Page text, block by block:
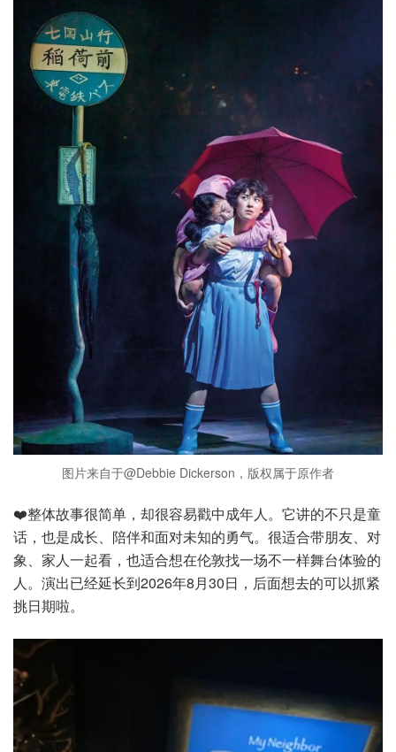
图片来自于@Debbie Dickerson，版权属于原作者
❤️整体故事很简单，却很容易戳中成年人。它讲的不只是童
话，也是成长、陪伴和面对未知的勇气。很适合带朋友、对
象、家人一起看，也适合想在伦敦找一场不一样舞台体验的
人。演出已经延长到2026年8月30日，后面想去的可以抓紧
挑日期啦。